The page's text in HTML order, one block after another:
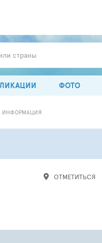
страны
ФОТО
ИНФОРМАЦИЯ
ОТМЕТИТЬСЯ